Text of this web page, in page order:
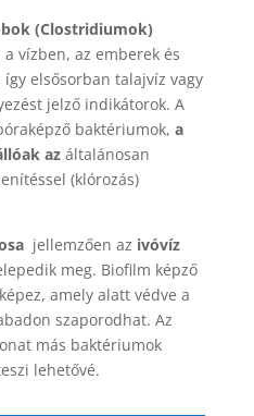
(Clostridiumok)
vízben, az emberek és
elsősorban talajvíz vagy
jelző indikátorok. A
baktériumok, a
az általánosan
(klórozás)
jellemzően az ivóvíz
meg. Biofilm képző
amely alatt védve a
szaporodhat. Az
más baktériumok
lehetővé.